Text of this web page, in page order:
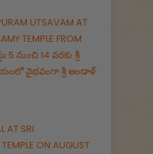
UTSAVAM AT
TEMPLE FROM
5 నుంచి 14 వరకు శ్రీ
వైభవంగా శ్రీ ఆండాళ్
AT SRI
ON AUGUST